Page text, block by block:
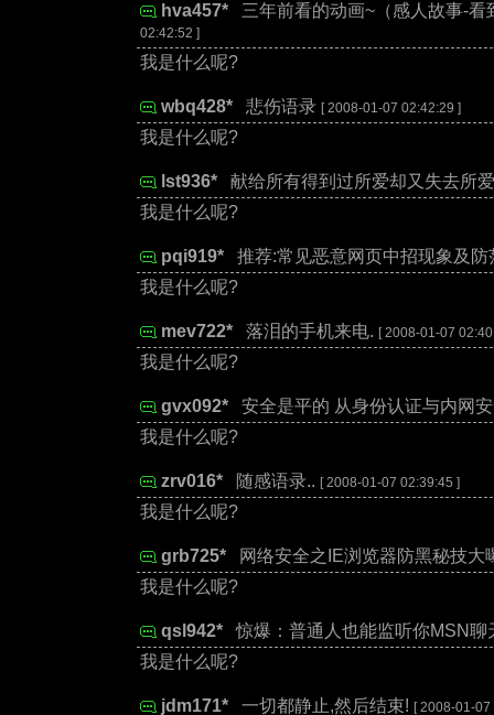
hva457*: 三年前看的动画~（感人故事-看
02:42:52 ]
我是什么呢?
wbq428*: 悲伤语录 [ 2008-01-07 02:42:29 ]
我是什么呢?
lst936*: 献给所有得到过所爱却又失去所
我是什么呢?
pqi919*: 推荐:常见恶意网页中招现象及防
我是什么呢?
mev722*: 落泪的手机来电. [ 2008-01-07
我是什么呢?
gvx092*: 安全是平的 从身份认证与内网
我是什么呢?
zrv016*: 随感语录.. [ 2008-01-07 02:39:45 ]
我是什么呢?
grb725*:
网络安全之IE浏览器防黑秘技大
我是什么呢?
qsl942*:惊爆：普通人也能监听你MSN聊
我是什么呢?
jdm171*: 一切都静止,然后结束! [ 2008-01-